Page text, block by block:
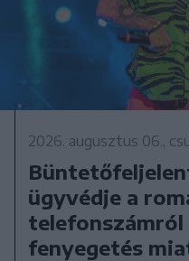
2026. augusztus 06.,
ügyvédje a
fenyegetés